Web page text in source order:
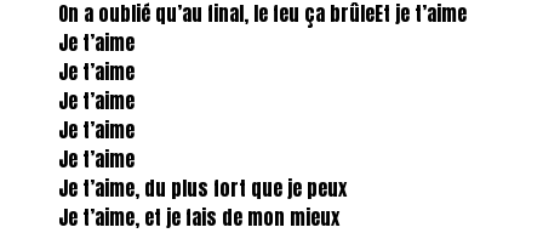
On a oublié qu’au final, le feu ça brûleEt je t’aime
Je t’aime
Je t’aime
Je t’aime
Je t’aime
Je t’aime
Je t’aime, du plus fort que je peux
Je t’aime, et je fais de mon mieux